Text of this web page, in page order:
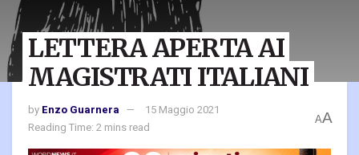
LETTERA APERTA AI
MAGISTRATI ITALIANI
by Enzo Guarnera
15 Maggio 2021
Reading Time: 2 mins read
AA